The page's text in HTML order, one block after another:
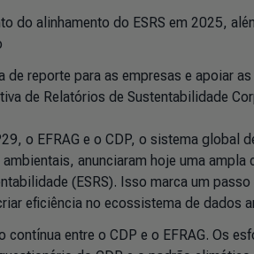
do alinhamento do ESRS em 2025,
de reporte para as empresas e apoiar
de Relatórios de Sustentabilidade
o EFRAG e o CDP, o sistema global
anunciaram hoje uma
(ESRS). Isso marca um
eficiência no ecossistema de dados
entre o CDP e o EFRAG. Os